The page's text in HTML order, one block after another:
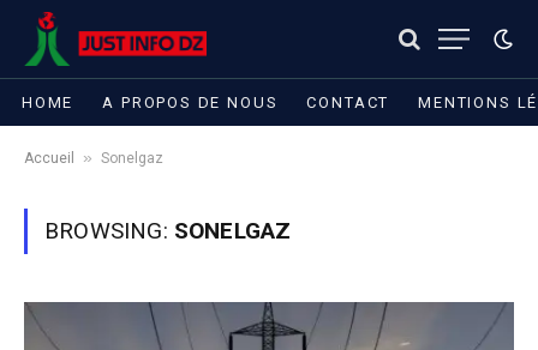
HOME A PROPOS DE NOUS CONTACT MENTIONS
Accueil » Sonelgaz
BROWSING: SONELGAZ